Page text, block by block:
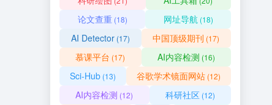
论文查重(18) 网址导航 (18)
AI Detector(17) 中国顶级期刊 (17)
慕课平台 (17) AI内容检测 (16)
Sci-Hub (13) 谷歌学术镜面网站 (12)
AI内容检测 (12) 科研社区(12)